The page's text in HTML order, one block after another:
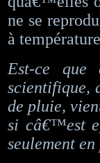
ne se
à
Est-ce
scientifique,
de pluie,
si câ€™est
seulement